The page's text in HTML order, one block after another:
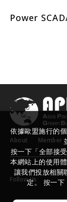
About Member
Follow Us
依據歐盟施行的
按一下「全部接
本網站上的使用
讓我們投放相關
定。 按一下